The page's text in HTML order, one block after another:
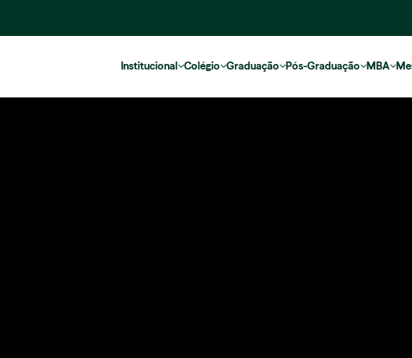
Institucional Colégio Graduação Pós-Graduação MBA